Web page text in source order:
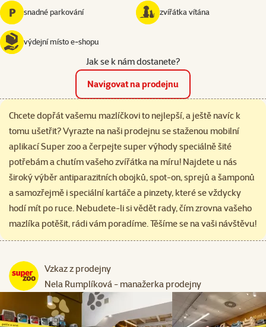
snadné parkování zvířátka vítána
výdejní místo e‑shopu
Jak se k nám dostanete?
Navigovat na prodejnu
Vzkaz z prodejny
Chcete dopřát vašemu mazlíčkovi to nejlepší, a ještě navíc k
tomu ušetřit? Vyrazte na naši prodejnu se staženou mobilní
aplikací Super zoo a čerpejte super výhody speciálně šité
potřebám a chutím vašeho zvířátka na míru! Najdete u nás
široký výběr antiparazitních obojků, spot-on, sprejů a šamponů
a samozřejmě i speciální kartáče a pinzety, které se vždycky
hodí mít po ruce. Nebudete-li si vědět rady, čím zrovna vašeho
mazlíka potěšit, rádi vám poradíme. Těšíme se na vaši návštěvu!
Nela Rumplíková - manažerka prodejny